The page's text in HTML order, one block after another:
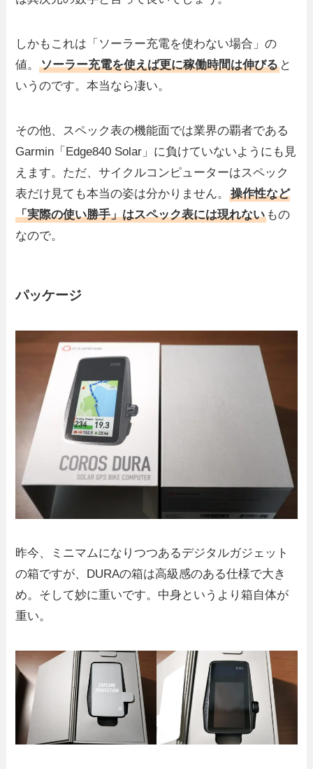
しかもこれは「ソーラー充電を使わない場合」の
値。ソーラー充電を使えば更に稼働時間は伸びる と
いうのです。本当なら凄い。
その他、スペック表の機能面では業界の覇者である
Garmin「Edge840 Solar」に負けていないようにも見
えます。ただ、サイクルコンピューターはスペック
表だけ見ても本当の姿は分かりません。操作性など
「実際の使い勝手」はスペック表には現れない もの
なので。
パッケージ
昨今、ミニマムになりつつあるデジタルガジェット
の箱ですが、DURAの箱は高級感のある仕様で大き
め。そして妙に重いです。中身というより箱自体が
重い。